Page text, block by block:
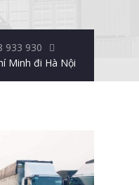
933 930
Minh đi Hà Nội